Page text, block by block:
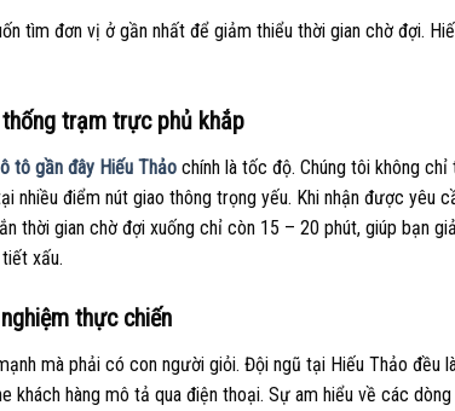
tìm đơn vị ở gần nhất để giảm thiểu thời gian chờ đợi.
trạm trực phủ khắp
tô gần đây Hiếu Thảo chính là tốc độ. Chúng tôi không
nhiều điểm nút giao thông trọng yếu. Khi nhận được yêu
thời gian chờ đợi xuống chỉ còn 15 – 20 phút, giúp bạn
xấu.
thực chiến
mà phải có con người giỏi. Đội ngũ tại Hiếu Thảo đều
khách hàng mô tả qua điện thoại. Sự am hiểu về các